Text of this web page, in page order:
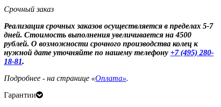
Срочный заказ
Реализация срочных заказов осуществляется в пределах 5-7
дней. Стоимость выполнения увеличивается на 4500
рублей. О возможности срочного производства колец к
нужной дате уточняйте по нашему телефону +7 (495) 280-
18-81.
Подробнее - на странице «Оплата».
Гарантии